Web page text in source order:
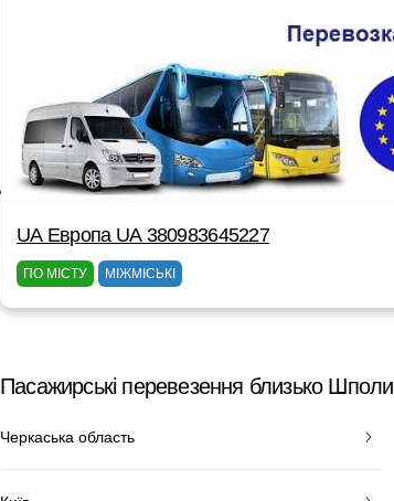
UА Европа UА 380983645227
ПО МІСТУ МІЖМІСЬКІ
Пасажирські перевезення близько Шполи
Черкаська область